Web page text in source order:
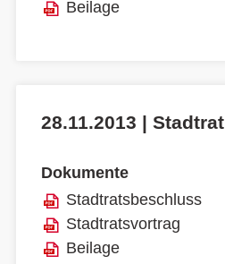
Beilage
28.11.2013 | Stadtrat
Dokumente
Stadtratsbeschluss
Stadtratsvortrag
Beilage